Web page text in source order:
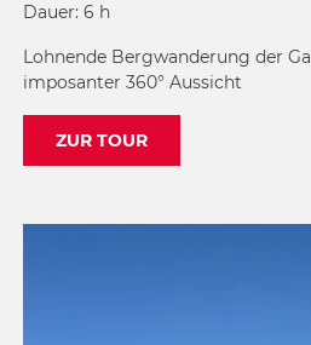
Dauer: 6 h
Lohnende Bergwanderung der
imposanter 360° Aussicht
ZUR TOUR